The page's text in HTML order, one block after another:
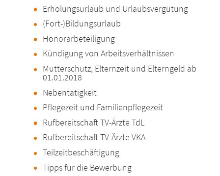
Erholungsurlaub und Urlaubsvergütung
(Fort-)Bildungsurlaub
Honorarbeteiligung
Kündigung von Arbeitsverhältnissen
Mutterschutz, Elternzeit und Elterngeld ab
01.01.2018
Nebentätigkeit
Pflegezeit und Familienpflegezeit
Rufbereitschaft TV-Ärzte TdL
Rufbereitschaft TV-Ärzte VKA
Teilzeitbeschäftigung
Tipps für die Bewerbung